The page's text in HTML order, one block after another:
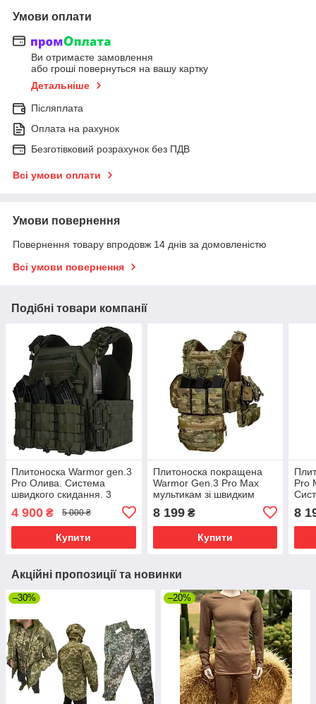
Умови оплати
Ви отримаєте замовлення
або гроші повернуться на вашу картку
Детальніше
Післяплата
Оплата на рахунок
Безготівковий розрахунок без ПДВ
Всі умови оплати
Умови повернення
Повернення товару впродовж 14 днів за домовленістю
Всі умови повернення
Подібні товари компанії
Плитоноска Warmor gen.3
Pro Олива. Сиcтема
швидкого скидання. 3
4 900 ₴ 5 000 ₴
Купити
Плитоноска покращена
Warmor Gen.3 Pro Max
мультикам зі швидким
скиданням мультикам із
підсумками, сумка
скидання
8 199₴
Купити
Pro
8
Акційні пропозиції та новинки
–30% –20%